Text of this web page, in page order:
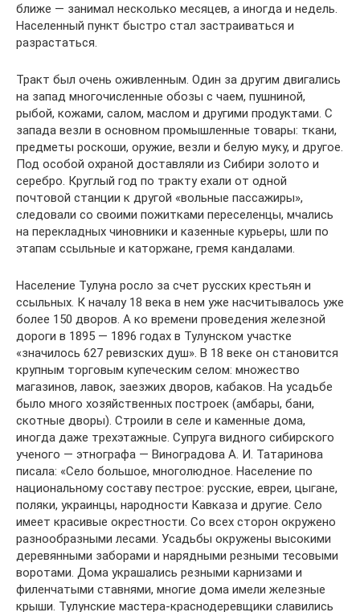
ближе — занимал несколько месяцев, а иногда и недель.
Населенный пункт быстро стал застраиваться и
разрастаться.
Тракт был очень оживленным. Один за другим двигались
на запад многочисленные обозы с чаем, пушниной,
рыбой, кожами, салом, маслом и другими продуктами. С
запада везли в основном промышленные товары: ткани,
предметы роскоши, оружие, везли и белую муку, и другое.
Под особой охраной доставляли из Сибири золото и
серебро. Круглый год по тракту ехали от одной
почтовой станции к другой «вольные пассажиры»,
следовали со своими пожитками переселенцы, мчались
на перекладных чиновники и казенные курьеры, шли по
этапам ссыльные и каторжане, гремя кандалами.
Население Тулуна росло за счет русских крестьян и
ссыльных. К началу 18 века в нем уже насчитывалось уже
более 150 дворов. А ко времени проведения железной
дороги в 1895 — 1896 годах в Тулунском участке
«значилось 627 ревизских душ». В 18 веке он становится
крупным торговым купеческим селом: множество
магазинов, лавок, заезжих дворов, кабаков. На усадьбе
было много хозяйственных построек (амбары, бани,
скотные дворы). Строили в селе и каменные дома,
иногда даже трехэтажные. Супруга видного сибирского
ученого — этнографа — Виноградова А. И. Татаринова
писала: «Село большое, многолюдное. Население по
национальному составу пестрое: русские, евреи, цыгане,
поляки, украинцы, народности Кавказа и другие. Село
имеет красивые окрестности. Со всех сторон окружено
разнообразными лесами. Усадьбы окружены высокими
деревянными заборами и нарядными резными тесовыми
воротами. Дома украшались резными карнизами и
филенчатыми ставнями, многие дома имели железные
крыши. Тулунские мастера-краснодеревщики славились